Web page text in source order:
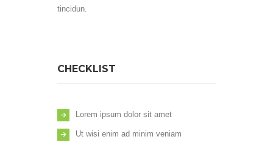
tincidun.
CHECKLIST
Lorem ipsum dolor sit amet
Ut wisi enim ad minim veniam